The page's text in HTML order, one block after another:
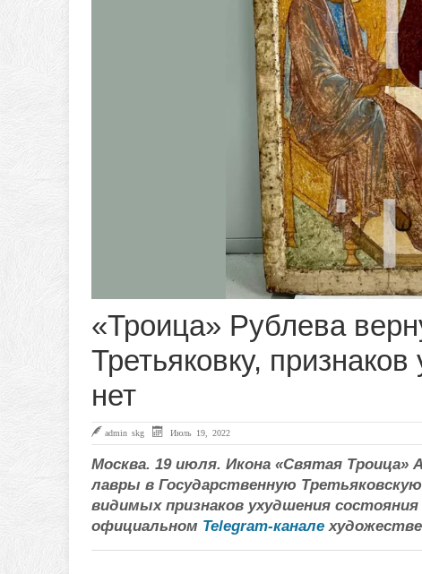
«Троица» Рублева
Третьяковку,
нет
admin skg Июль 19, 2022
Москва. 19 июля. Икона «Святая Троица»
лавры в Государственную
видимых признаков ухудшения
официальном Telegram-канале